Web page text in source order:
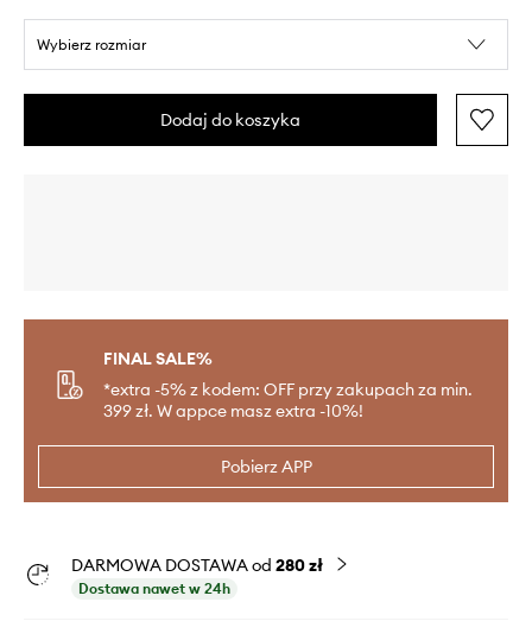
Wybierz rozmiar
Dodaj do koszyka
FINAL SALE%
*extra -5% z kodem: OFF przy zakupach za min.
399 zł. W appce masz extra -10%!
Pobierz APP
DARMOWA DOSTAWA od 280 zł
Dostawa nawet w 24h